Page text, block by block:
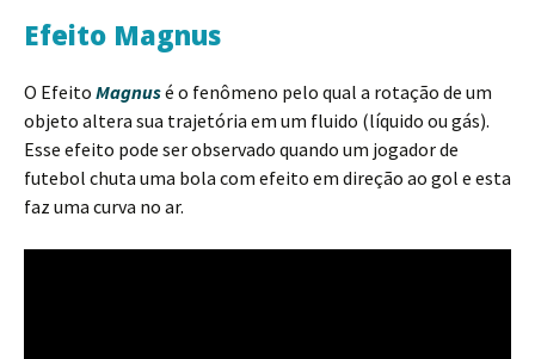
Efeito Magnus
O Efeito Magnusé o fenômeno pelo qual a rotação de um
objeto altera sua trajetória em um fluido (líquido ou gás).
Esse efeito pode ser observado quando um jogador de
futebol chuta uma bola com efeito em direção ao gol e esta
faz uma curva no ar.